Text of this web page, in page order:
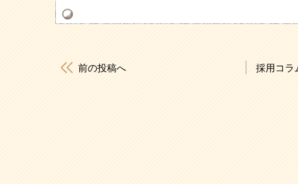
前の投稿へ 採用コラ